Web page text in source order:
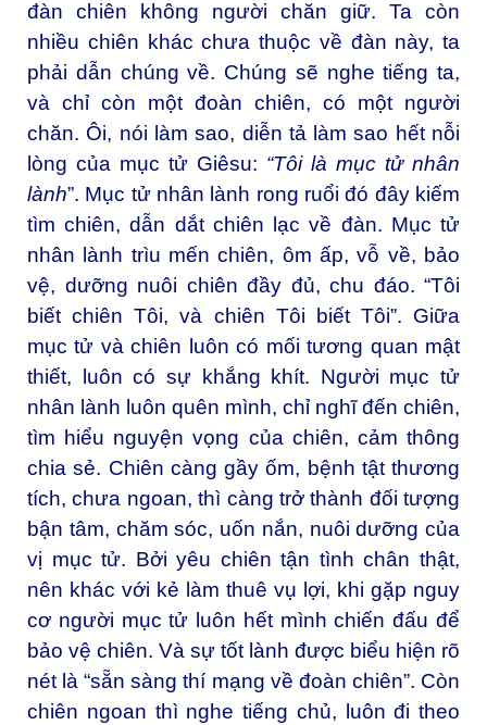
đàn chiên không người chăn giữ. Ta còn
nhiều chiên khác chưa thuộc về đàn này, ta
phải dẫn chúng về. Chúng sẽ nghe tiếng ta,
và chỉ còn một đoàn chiên, có một người
chăn. Ôi, nói làm sao, diễn tả làm sao hết nỗi
lòng của mục tử Giêsu: “Tôi là mục tử nhân
lành”. Mục tử nhân lành rong ruổi đó đây kiếm
tìm chiên, dẫn dắt chiên lạc về đàn. Mục tử
nhân lành trìu mến chiên, ôm ấp, vỗ về, bảo
vệ, dưỡng nuôi chiên đầy đủ, chu đáo. “Tôi
biết chiên Tôi, và chiên Tôi biết Tôi”. Giữa
mục tử và chiên luôn có mối tương quan mật
thiết, luôn có sự khắng khít. Người mục tử
nhân lành luôn quên mình, chỉ nghĩ đến chiên,
tìm hiểu nguyện vọng của chiên, cảm thông
chia sẻ. Chiên càng gầy ốm, bệnh tật thương
tích, chưa ngoan, thì càng trở thành đối tượng
bận tâm, chăm sóc, uốn nắn, nuôi dưỡng của
vị mục tử. Bởi yêu chiên tận tình chân thật,
nên khác với kẻ làm thuê vụ lợi, khi gặp nguy
cơ người mục tử luôn hết mình chiến đấu để
bảo vệ chiên. Và sự tốt lành được biểu hiện rõ
nét là “sẵn sàng thí mạng về đoàn chiên”. Còn
chiên ngoan thì nghe tiếng chủ, luôn đi theo